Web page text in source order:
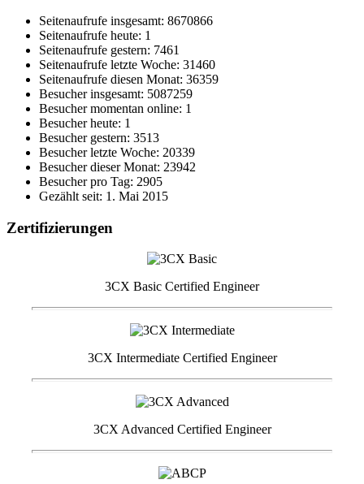
Seitenaufrufe insgesamt: 8670866
Seitenaufrufe heute: 1
Seitenaufrufe gestern: 7461
Seitenaufrufe letzte Woche: 31460
Seitenaufrufe diesen Monat: 36359
Besucher insgesamt: 5087259
Besucher momentan online: 1
Besucher heute: 1
Besucher gestern: 3513
Besucher letzte Woche: 20339
Besucher dieser Monat: 23942
Besucher pro Tag: 2905
Gezählt seit: 1. Mai 2015
Zertifizierungen
3CX Basic Certified Engineer
3CX Intermediate Certified Engineer
3CX Advanced Certified Engineer